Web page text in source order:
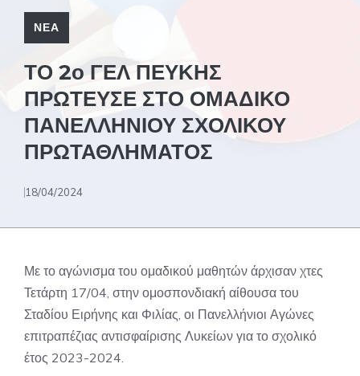
ΝΕΑ
ΤΟ 2ο ΓΕΛ ΠΕΥΚΗΣ
ΠΡΩΤΕΥΣΕ ΣΤΟ ΟΜΑΔΙΚΟ
ΠΑΝΕΛΛΗΝΙΟΥ ΣΧΟΛΙΚΟΥ
ΠΡΩΤΑΘΛΗΜΑΤΟΣ
18/04/2024
Με το αγώνισμα του ομαδικού μαθητών άρχισαν χτες
Τετάρτη 17/04, στην ομοσπονδιακή αίθουσα του
Σταδίου Ειρήνης και Φιλίας, οι Πανελλήνιοι Αγώνες
επιτραπέζιας αντισφαίρισης Λυκείων για το σχολικό
έτος 2023-2024.